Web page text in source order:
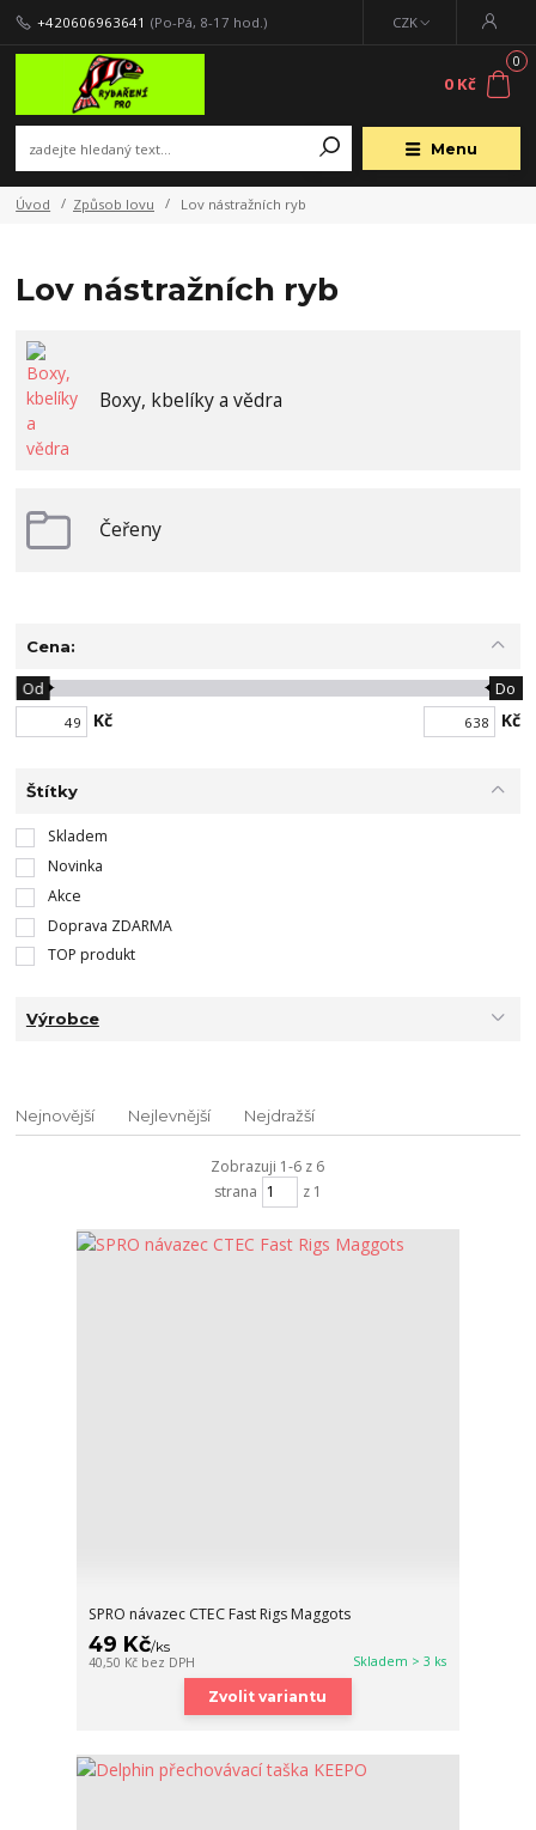
Menu
CZK
+420606963641 (Po-Pá, 8-17 hod.)
0
0 Kč
Úvod Způsob lovu Lov nástražních ryb
Lov nástražních ryb
Boxy, kbelíky a vědra
Čeřeny
Cena:
Kč
Od Do
Kč
Štítky
Skladem
Novinka
Akce
Doprava ZDARMA
TOP produkt
Výrobce
Nejnovější Nejlevnější Nejdražší
Zobrazuji 1-6 z 6
strana
z 1
SPRO návazec CTEC Fast Rigs Maggots
49 Kč/ks
40,50 Kč bez DPH Skladem > 3 ks
Zvolit variantu